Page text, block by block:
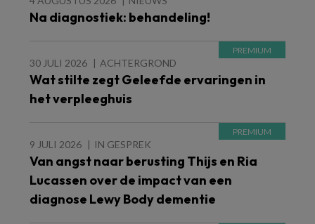
Na diagnostiek: behandeling!
30 JULI 2026 ACHTERGROND
Wat stilte zegt Geleefde ervaringen in
het verpleeghuis
9 JULI 2026 IN GESPREK
Van angst naar berusting Thijs en Ria
Lucassen over de impact van een
diagnose Lewy Body dementie